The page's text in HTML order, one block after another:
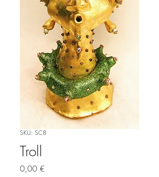
SKU: SC8
Troll
0,00 €